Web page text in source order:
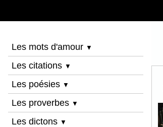
Les mots d'amour ▼
Les citations ▼
Les poésies ▼
Les proverbes ▼
Les dictons ▼